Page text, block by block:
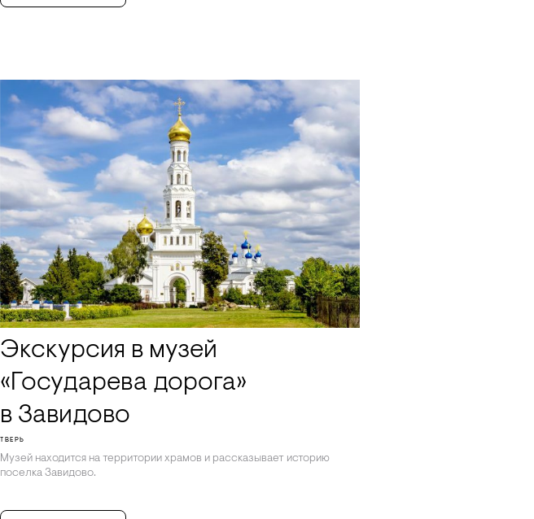
Экскурсия в музей
«Государева дорога»
в Завидово
ТВЕРЬ
Музей находится на территории храмов и рассказывает историю
поселка Завидово.